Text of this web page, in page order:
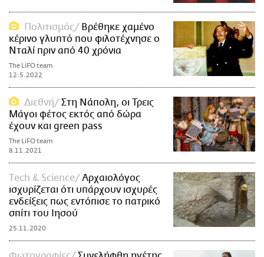
Πολιτισμός
Βρέθηκε χαμένο
κέρινο γλυπτό που φιλοτέχνησε ο
Νταλί πριν από 40 χρόνια
The LiFO team
12.5.2022
Διεθνή
Στη Νάπολη, οι Τρεις
Μάγοι φέτος εκτός από δώρα
έχουν και green pass
The LiFO team
8.11.2021
Τech & Science
Αρχαιολόγος
ισχυρίζεται ότι υπάρχουν ισχυρές
ενδείξεις πως εντόπισε το πατρικό
σπίτι του Ιησού
25.11.2020